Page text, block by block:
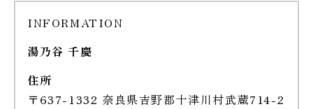
INFORMATION
湯乃谷 千慶
住所
〒637-1332 奈良県吉野郡十津川村武蔵714-2